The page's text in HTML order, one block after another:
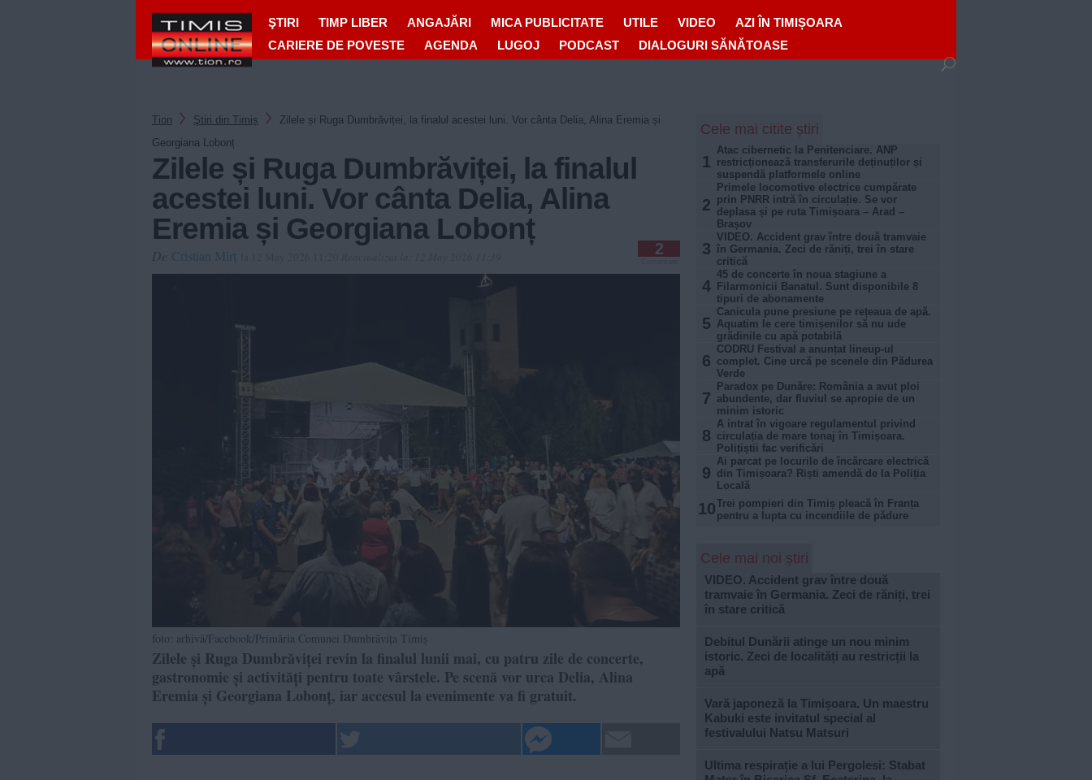
ŞTIRI TIMP LIBER ANGAJĂRI MICA PUBLICITATE UTILE VIDEO
AZI ÎN TIMIȘOARA
CARIERE DE POVESTE
AGENDA LUGOJ PODCAST DIALOGURI SĂNĂTOASE
Tion Ştiri din Timiș
Zilele și Ruga Dumbrăviței, la finalul acestei luni. Vor cânta Delia, Alina Eremia și
Georgiana Lobonț
Zilele și Ruga Dumbrăviței, la finalul
acestei luni. Vor cânta Delia, Alina
Eremia și Georgiana Lobonț
Cristian Mîrț 2
foto: arhivă/Facebook/Primăria Comunei Dumbrăvița Timiș
Zilele și Ruga Dumbrăviței revin la finalul lunii mai, cu patru zile de concerte,
gastronomie și activități pentru toate vârstele. Pe scenă vor urca Delia, Alina
Eremia și Georgiana Lobonț, iar accesul la evenimente va fi gratuit.
Cele mai citite știri
1
Atac cibernetic la Penitenciare. ANP
restricționează transferurile deținuților și
suspendă platformele online
2
Primele locomotive electrice cumpărate
prin PNRR intră în circulație. Se vor
deplasa și pe ruta Timișoara – Arad –
Brașov
3
VIDEO. Accident grav între două tramvaie
în Germania. Zeci de răniți, trei în stare
critică
4
45 de concerte în noua stagiune a
Filarmonicii Banatul. Sunt disponibile 8
tipuri de abonamente
5
Canicula pune presiune pe rețeaua de apă.
Aquatim le cere timișenilor să nu ude
grădinile cu apă potabilă
6
CODRU Festival a anunțat lineup-ul
complet. Cine urcă pe scenele din Pădurea
Verde
7
Paradox pe Dunăre: România a avut ploi
abundente, dar fluviul se apropie de un
minim istoric
8
A intrat în vigoare regulamentul privind
circulația de mare tonaj în Timișoara.
Polițiștii fac verificări
9
Ai parcat pe locurile de încărcare electrică
din Timișoara? Riști amendă de la Poliția
Locală
10Trei pompieri din Timiș pleacă în Franța
pentru a lupta cu incendiile de pădure
Cele mai noi știri
VIDEO. Accident grav între două
tramvaie în Germania. Zeci de răniți, trei
în stare critică
Debitul Dunării atinge un nou minim
istoric. Zeci de localități au restricții la
apă
Vară japoneză la Timișoara. Un maestru
Kabuki este invitatul special al
festivalului Natsu Matsuri
Ultima respirație a lui Pergolesi: Stabat